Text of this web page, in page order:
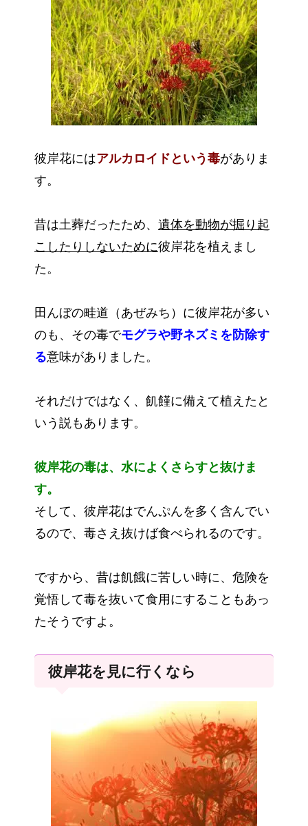
彼岸花にはアルカロイドという毒がありま
す。
昔は土葬だったため、 遺体を動物が掘り起
こしたりしないために彼岸花を植えまし
た。
田んぼの畦道（あぜみち）に彼岸花が多い
のも、その毒でモグラや野ネズミを防除す
る意味がありました。
それだけではなく、飢饉に備えて植えたと
いう説もあります。
彼岸花の毒は、水によくさらすと抜けま
す。
そして、彼岸花はでんぷんを多く含んでい
るので、毒さえ抜けば食べられるのです。
ですから、昔は飢餓に苦しい時に、危険を
覚悟して毒を抜いて食用にすることもあっ
たそうですよ。
彼岸花を見に行くなら